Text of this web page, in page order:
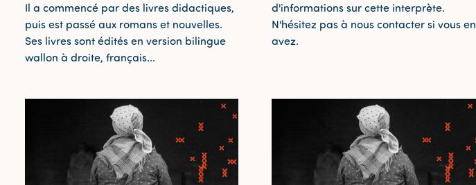
Il a commencé par des livres didactiques,
puis est passé aux romans et nouvelles.
Ses livres sont édités en version bilingue
wallon à droite, français...
d'informations sur cette interprète.
N'hésitez pas à nous contacter si vous en
avez.